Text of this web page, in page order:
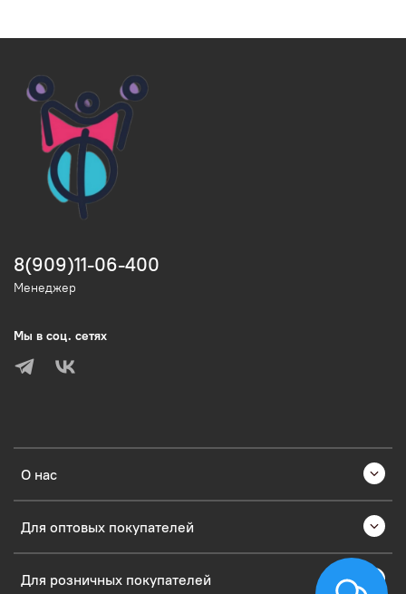
О нас
Для оптовых покупателей
Для розничных покупателей
8(909)11-06-400
Менеджер
Мы в соц. сетях